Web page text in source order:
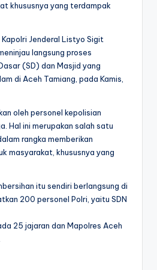
khususnya yang terdampak
Jenderal Listyo Sigit
langsung proses
(SD) dan Masjid yang
di Aceh Tamiang, pada Kamis,
oleh personel kepolisian
Hal ini merupakan salah satu
rangka memberikan
masyarakat, khususnya yang
itu sendiri berlangsung di
200 personel Polri, yaitu SDN
25 jajaran dan Mapolres Aceh